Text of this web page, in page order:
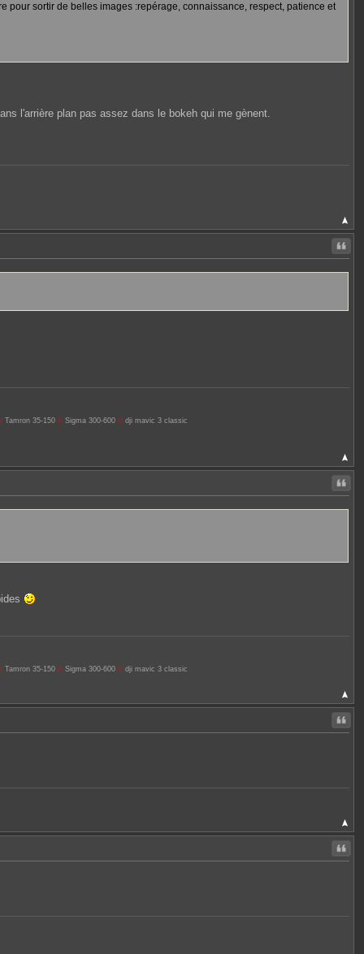
pour sortir de belles images :repérage, connaissance, respect, patience et
l'arrière plan pas assez dans le bokeh qui me gènent.
Citer
Tamron 35-150 // Sigma 300-600 // dji mavic 3 classic
Citer
Tamron 35-150 // Sigma 300-600 // dji mavic 3 classic
Citer
Citer